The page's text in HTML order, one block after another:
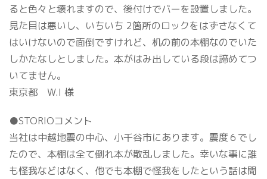
ると色々と壊れますので、後付けでバーを設置しました。
見た目は悪いし、いちいち 2箇所のロックをはずさなくて
はいけないので面倒ですけれど、机の前の本棚なのでいた
しかたなしとしました。本がはみ出している段は諦めてつ
いてません。
東京都 W.I 様
●STORIOコメント
当社は中越地震の中心、小千谷市にあります。震度６でし
たので、本棚は全て倒れ本が散乱しました。幸いな事に誰
も怪我などはなく、他でも本棚で怪我をしたという話は聞